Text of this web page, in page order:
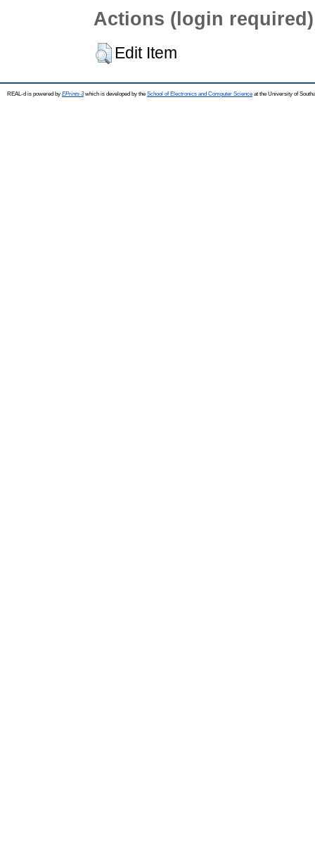
Actions (login required)
Edit Item
REAL-d is powered by EPrints 3which is developed by the School of Electronics and Computer Science at the University of